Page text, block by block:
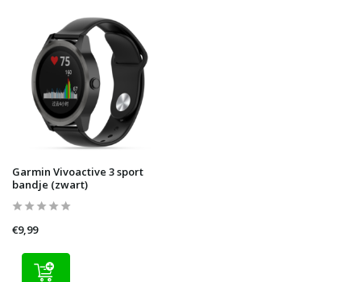
Garmin Vivoactive 3 sport
bandje (zwart)
€9,99